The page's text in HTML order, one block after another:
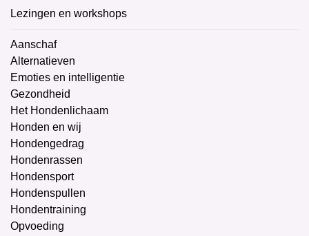
Lezingen en workshops
Aanschaf
Alternatieven
Emoties en intelligentie
Gezondheid
Het Hondenlichaam
Honden en wij
Hondengedrag
Hondenrassen
Hondensport
Hondenspullen
Hondentraining
Opvoeding